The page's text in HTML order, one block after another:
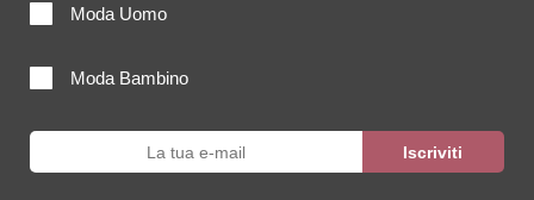
Moda Uomo
Moda Bambino